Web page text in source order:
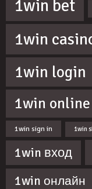
1win bet
1win
1win login
1win online
1win sign in 1win
1win вход
1win онлайн